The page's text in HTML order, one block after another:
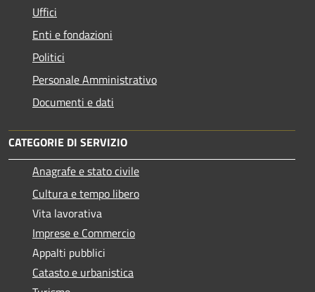
Uffici
Enti e fondazioni
Politici
Personale Amministrativo
Documenti e dati
CATEGORIE DI SERVIZIO
Anagrafe e stato civile
Cultura e tempo libero
Vita lavorativa
Imprese e Commercio
Appalti pubblici
Catasto e urbanistica